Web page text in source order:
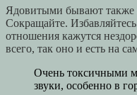
Ядовитыми бывают
Сокращайте.
отношения кажутся
всего, так оно и есть на
Очень токсичными
звуки, особенно в